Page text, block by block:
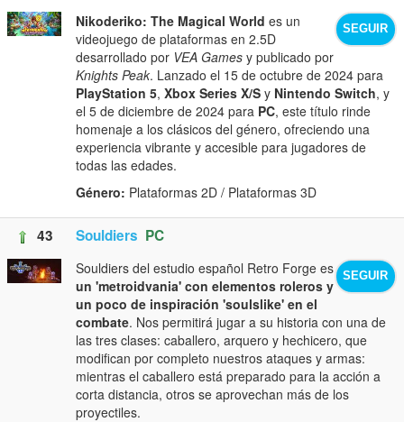
SEGUIR
Nikoderiko: The Magical World es un
videojuego de plataformas en 2.5D
desarrollado por VEA Games y publicado por
Knights Peak. Lanzado el 15 de octubre de 2024 para
PlayStation 5, Xbox Series X/S y Nintendo Switch, y
el 5 de diciembre de 2024 para PC, este título rinde
homenaje a los clásicos del género, ofreciendo una
experiencia vibrante y accesible para jugadores de
todas las edades.
Género: Plataformas 2D / Plataformas 3D
43 Souldiers PC
SEGUIR
Souldiers del estudio español Retro Forge es
un 'metroidvania' con elementos roleros y
un poco de inspiración 'soulslike' en el
combate. Nos permitirá jugar a su historia con una de
las tres clases: caballero, arquero y hechicero, que
modifican por completo nuestros ataques y armas:
mientras el caballero está preparado para la acción a
corta distancia, otros se aprovechan más de los
proyectiles.